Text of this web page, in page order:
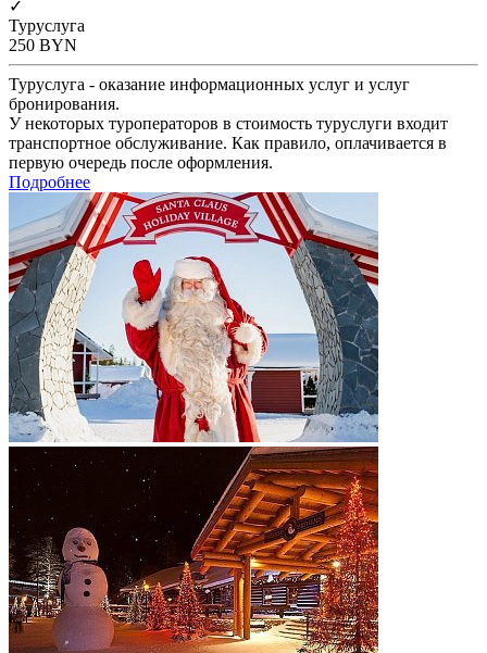
✓
Туруслуга
250 BYN
Туруслуга - оказание информационных услуг и услуг
бронирования.
У некоторых туроператоров в стоимость туруслуги входит
транспортное обслуживание. Как правило, оплачивается в
первую очередь после оформления.
Подробнее